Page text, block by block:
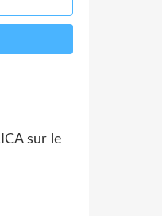
sur le